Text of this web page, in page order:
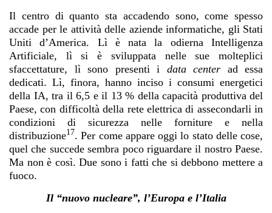
Il centro di quanto sta accadendo sono, come spesso
accade per le attività delle aziende informatiche, gli Stati
Uniti d’America. Lì è nata la odierna Intelligenza
Artificiale, lì si è sviluppata nelle sue molteplici
sfaccettature, lì sono presenti i data center ad essa
dedicati. Lì, finora, hanno inciso i consumi energetici
della IA, tra il 6,5 e il 13 % della capacità produttiva del
Paese, con difficoltà della rete elettrica di assecondarli in
condizioni di sicurezza nelle forniture e nella
distribuzione17. Per come appare oggi lo stato delle cose,
quel che succede sembra poco riguardare il nostro Paese.
Ma non è così. Due sono i fatti che si debbono mettere a
fuoco.
Il “nuovo nucleare”, l’Europa e l’Italia